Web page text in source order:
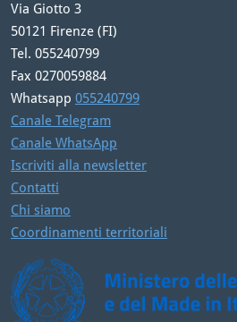
Via Giotto 3
50121 Firenze (FI)
Tel. 055240799
Fax 0270059884
Whatsapp 055240799
Canale Telegram
Canale WhatsApp
Iscriviti alla newsletter
Contatti
Chi siamo
Coordinamenti territoriali